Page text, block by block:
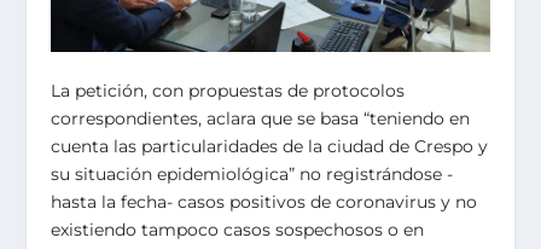
La petición, con propuestas de protocolos
correspondientes, aclara que se basa “teniendo en
cuenta las particularidades de la ciudad de Crespo y
su situación epidemiológica” no registrándose -
hasta la fecha- casos positivos de coronavirus y no
existiendo tampoco casos sospechosos o en